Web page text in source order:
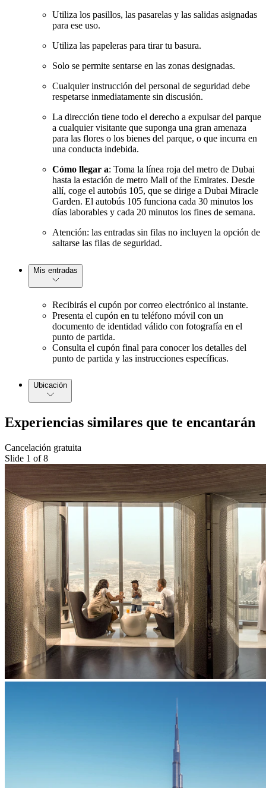
Utiliza los pasillos, las pasarelas y las salidas asignadas
para ese uso.
Utiliza las papeleras para tirar tu basura.
Solo se permite sentarse en las zonas designadas.
Cualquier instrucción del personal de seguridad debe
respetarse inmediatamente sin discusión.
La dirección tiene todo el derecho a expulsar del parque
a cualquier visitante que suponga una gran amenaza
para las flores o los bienes del parque, o que incurra en
una conducta indebida.
Cómo llegar a: Toma la línea roja del metro de Dubai
hasta la estación de metro Mall of the Emirates. Desde
allí, coge el autobús 105, que se dirige a Dubai Miracle
Garden. El autobús 105 funciona cada 30 minutos los
días laborables y cada 20 minutos los fines de semana.
Atención: las entradas sin filas no incluyen la opción de
saltarse las filas de seguridad.
Mis entradas
Recibirás el cupón por correo electrónico al instante.
Presenta el cupón en tu teléfono móvil con un
documento de identidad válido con fotografía en el
punto de partida.
Consulta el cupón final para conocer los detalles del
punto de partida y las instrucciones específicas.
Ubicación
Experiencias similares que te encantarán
Cancelación gratuita
Slide 1 of 8